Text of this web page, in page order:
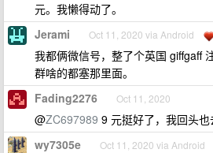
元。我懒得动了。
Jerami Oct 11, 2020 via Android
我都俩微信号，整了个英国 giffgaff
群啥的都塞那里面。
Fading2276 Oct 11, 2020
@ZC697989 9 元挺好了，我回头也
wy7305e Oct 11, 2020 via Android